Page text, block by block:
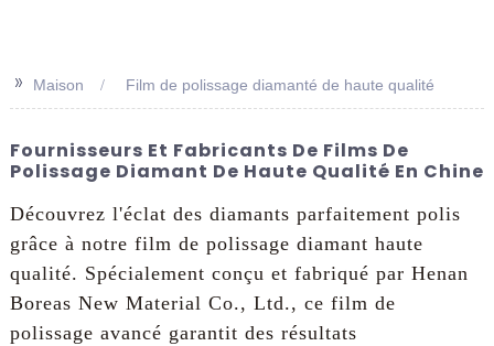
>> Maison Film de polissage diamanté de haute qualité
Fournisseurs Et Fabricants De Films De
Polissage Diamant De Haute Qualité En Chine
Découvrez l'éclat des diamants parfaitement polis
grâce à notre film de polissage diamant haute
qualité. Spécialement conçu et fabriqué par Henan
Boreas New Material Co., Ltd., ce film de
polissage avancé garantit des résultats